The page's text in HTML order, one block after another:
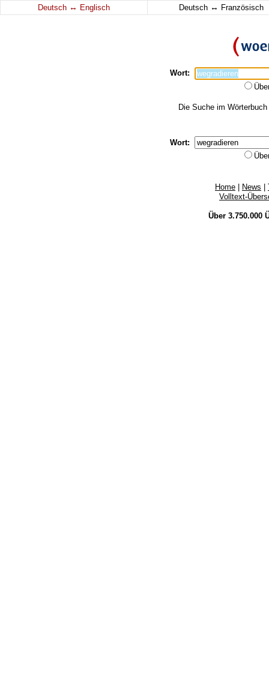
Deutsch ↔ Englisch Deutsch ↔ Französisch
Wort:
Die Suche im
Wort:
Home News
Volltext-
Über 3.750.000